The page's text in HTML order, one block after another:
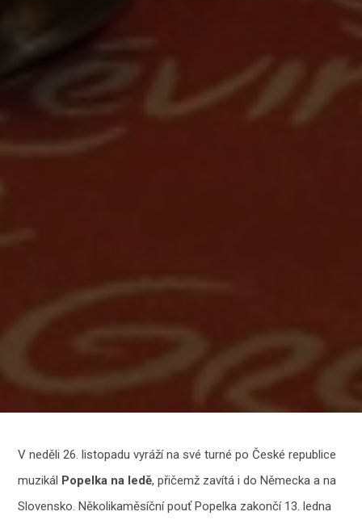
V neděli 26. listopadu vyráží na své turné po České republice
muzikál Popelka na ledě, přičemž zavítá i do Německa a na
Slovensko. Několikaměsíční pouť Popelka zakončí 13. ledna